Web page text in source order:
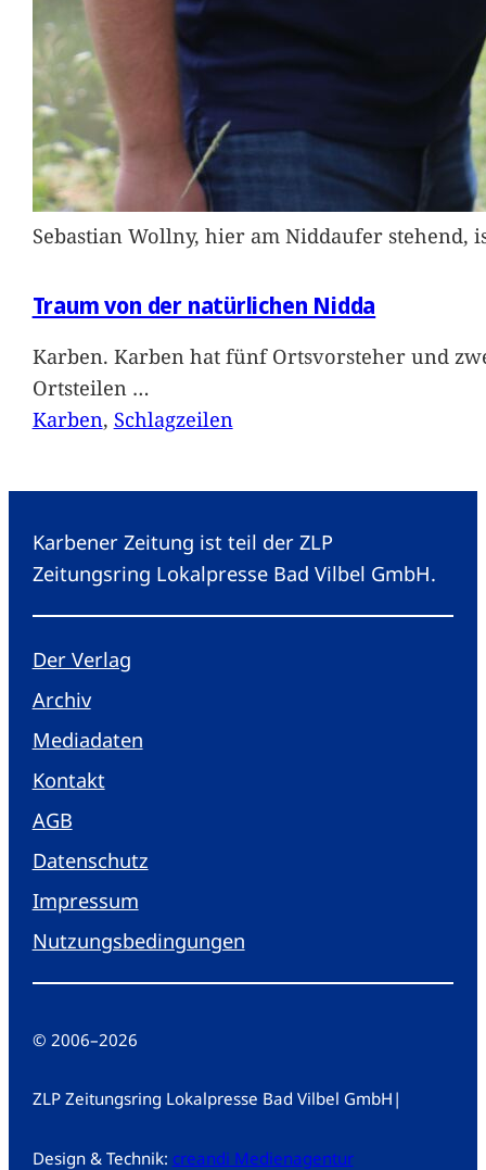
Sebastian Wollny, hier am Niddaufer
Traum von der natürlichen Nidda
Karben. Karben hat fünf Ortsvorsteher und
Ortsteilen …
Karben, Schlagzeilen
Karbener Zeitung ist teil der ZLP
Zeitungsring Lokalpresse Bad Vilbel GmbH.
Der Verlag
Archiv
Mediadaten
Kontakt
AGB
Datenschutz
Impressum
Nutzungsbedingungen
© 2006–2026
ZLP Zeitungsring Lokalpresse Bad Vilbel GmbH |
Design & Technik: creandi Medienagentur